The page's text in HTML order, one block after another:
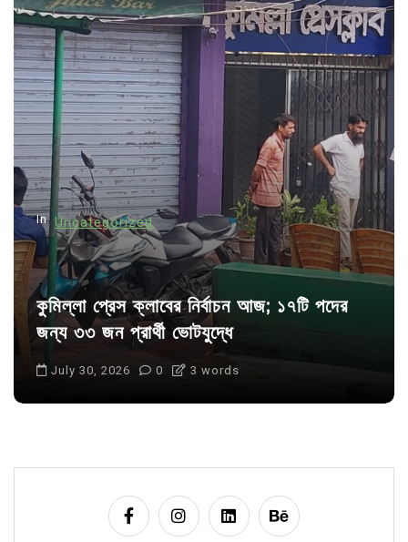
v
i
g
a
t
i
o
n
In Uncategorized
কুমিল্লা প্রেস ক্লাবের নির্বাচন আজ; ১৭টি পদের
জন্য ৩৩ জন প্রার্থী ভোটযুদ্ধে
July 30, 2026 0 3 words